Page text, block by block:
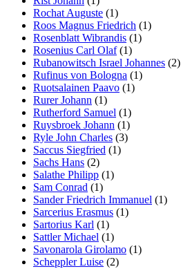
Rochat Auguste (1)
Roos Magnus Friedrich (1)
Rosenblatt Wibrandis (1)
Rosenius Carl Olaf(1)
Rubanowitsch Israel Johannes (2)
Rufinus von Bologna (1)
Ruotsalainen Paavo (1)
Rurer Johann (1)
Rutherford Samuel (1)
Ruysbroek Johann (1)
Ryle John Charles (3)
Saccus Siegfried (1)
Sachs Hans (2)
Salathe Philipp (1)
Sam Conrad (1)
Sander Friedrich Immanuel (1)
Sarcerius Erasmus (1)
Sartorius Karl (1)
Sattler Michael (1)
Savonarola Girolamo (1)
Scheppler Luise (2)